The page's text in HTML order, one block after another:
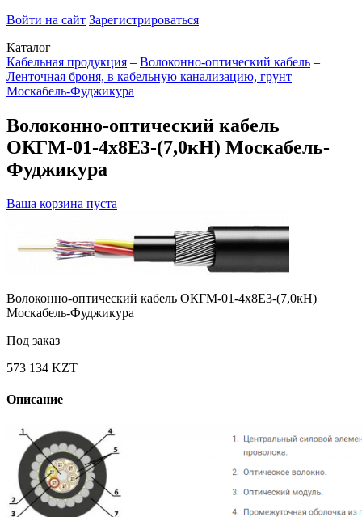
Войти на сайт Зарегистрироваться
Каталог
Кабельная продукция – Волоконно-оптический кабель –
Ленточная броня, в кабельную канализацию, грунт –
Москабель-Фуджикура
Волоконно-оптический кабель
ОКГМ-01-4х8Е3-(7,0кН) Москабель-
Фуджикура
Ваша корзина пуста
Волоконно-оптический кабель ОКГМ-01-4х8Е3-(7,0кН)
Москабель-Фуджикура
Под заказ
573 134 KZT
Описание